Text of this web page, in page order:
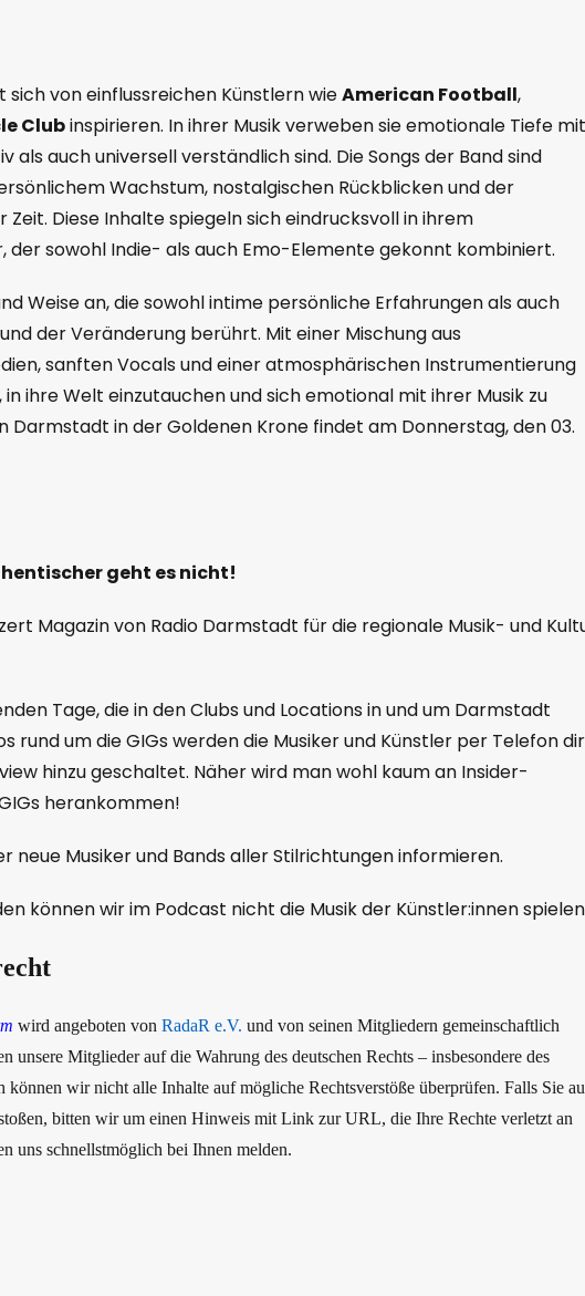
sich von einflussreichen Künstlern wieAmerican Football,
Clubinspirieren. In ihrer Musik verweben sie emotionale Tiefe mit
als auch universell verständlich sind. Die Songs der Band sind
Wachstum, nostalgischen Rückblicken und der
Diese Inhalte spiegeln sich eindrucksvoll in ihrem
der sowohl Indie- als auch Emo-Elemente gekonnt kombiniert.
Weise an, die sowohl intime persönliche Erfahrungen als auch
der Veränderung berührt. Mit einer Mischung aus
sanften Vocals und einer atmosphärischen Instrumentierung
in ihre Welt einzutauchen und sich emotional mit ihrer Musik zu
Darmstadt in der Goldenen Krone findet am Donnerstag, den 03.
geht es nicht!
Magazin von Radio Darmstadt für die regionale Musik- und
Tage, die in den Clubs und Locations in und um Darmstadt
rund um die GIGs werden die Musiker und Künstler per Telefon
hinzu geschaltet. Näher wird man wohl kaum an Insider-
herankommen!
neue Musiker und Bands aller Stilrichtungen informieren.
können wir im Podcast nicht die Musik der Künstler:innen
wird angeboten von RadaR e.V. und von seinen Mitgliedern gemeinschaftlich
unsere Mitglieder auf die Wahrung des deutschen Rechts – insbesondere des
können wir nicht alle Inhalte auf mögliche Rechtsverstöße überprüfen. Falls Sie
bitten wir um einen Hinweis mit Link zur URL, die Ihre Rechte verletzt an
uns schnellstmöglich bei Ihnen melden.